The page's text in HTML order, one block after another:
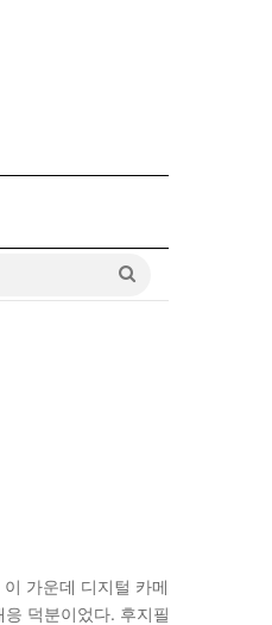
가운데 디지털 카메
덕분이었다. 후지필